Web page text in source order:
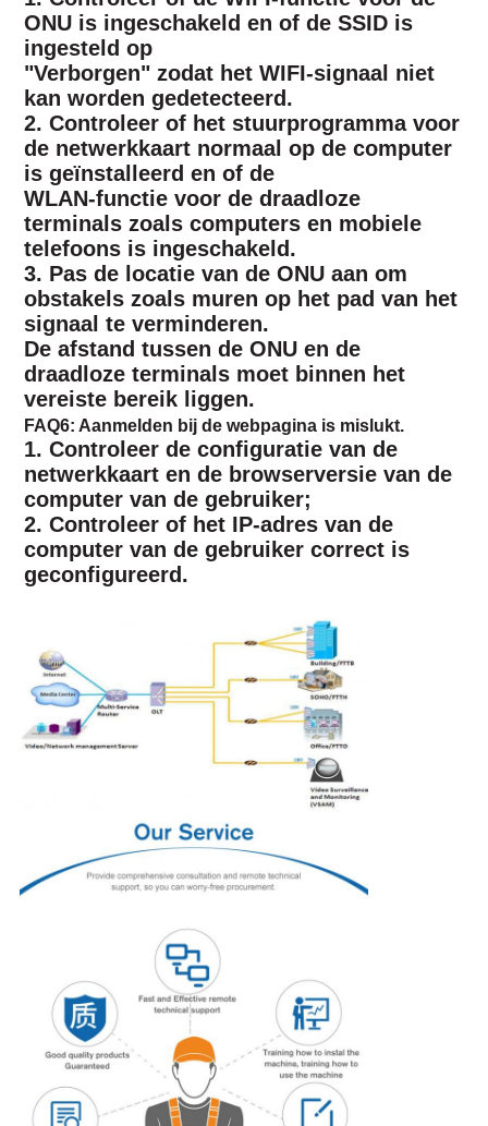
ONU is ingeschakeld en of de SSID is
ingesteld op
"Verborgen" zodat het WIFI-signaal niet
kan worden gedetecteerd.
2. Controleer of het stuurprogramma voor
de netwerkkaart normaal op de computer
is geïnstalleerd en of de
WLAN-functie voor de draadloze
terminals zoals computers en mobiele
telefoons is ingeschakeld.
3. Pas de locatie van de ONU aan om
obstakels zoals muren op het pad van het
signaal te verminderen.
De afstand tussen de ONU en de
draadloze terminals moet binnen het
vereiste bereik liggen.
FAQ6: Aanmelden bij de webpagina is mislukt.
1. Controleer de configuratie van de
netwerkkaart en de browserversie van de
computer van de gebruiker;
2. Controleer of het IP-adres van de
computer van de gebruiker correct is
geconfigureerd.